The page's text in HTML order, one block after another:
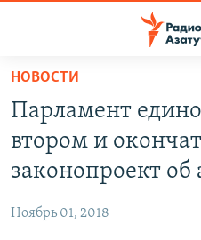
Перейти
основному
содержанию
Перейти
основной
навигации
НОВОСТИ
ПОЛИТИКА
ЭКОНОМИКА
НОВОСТИ
Парламент
втором и
законопроект
Ноябрь 01, 2018